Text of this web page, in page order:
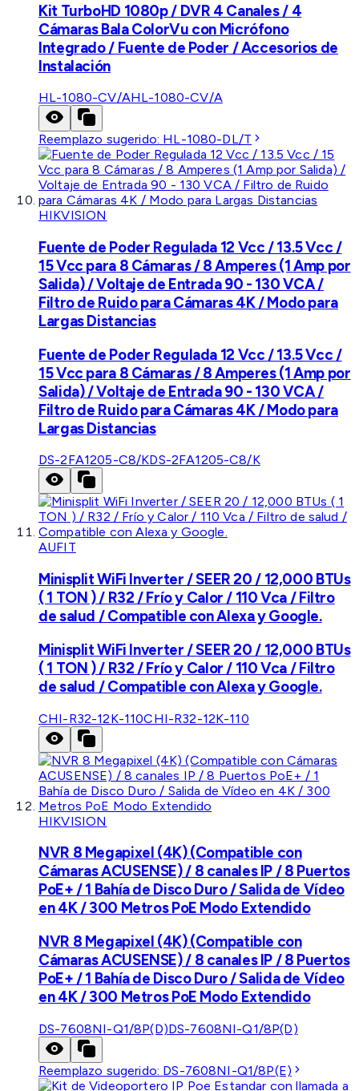
Kit TurboHD 1080p / DVR 4 Canales / 4
Cámaras Bala ColorVu con Micrófono
Integrado / Fuente de Poder / Accesorios de
Instalación
HL-1080-CV/AHL-1080-CV/A
Reemplazo sugerido: HL-1080-DL/T
HIKVISION
Fuente de Poder Regulada 12 Vcc / 13.5 Vcc /
15 Vcc para 8 Cámaras / 8 Amperes (1 Amp por
Salida) / Voltaje de Entrada 90 - 130 VCA /
Filtro de Ruido para Cámaras 4K / Modo para
Largas Distancias
Fuente de Poder Regulada 12 Vcc / 13.5 Vcc /
15 Vcc para 8 Cámaras / 8 Amperes (1 Amp por
Salida) / Voltaje de Entrada 90 - 130 VCA /
Filtro de Ruido para Cámaras 4K / Modo para
Largas Distancias
DS-2FA1205-C8/KDS-2FA1205-C8/K
AUFIT
Minisplit WiFi Inverter / SEER 20 / 12,000 BTUs
( 1 TON ) / R32 / Frío y Calor / 110 Vca / Filtro
de salud / Compatible con Alexa y Google.
Minisplit WiFi Inverter / SEER 20 / 12,000 BTUs
( 1 TON ) / R32 / Frío y Calor / 110 Vca / Filtro
de salud / Compatible con Alexa y Google.
CHI-R32-12K-110CHI-R32-12K-110
HIKVISION
NVR 8 Megapixel (4K) (Compatible con
Cámaras ACUSENSE) / 8 canales IP / 8 Puertos
PoE+ / 1 Bahía de Disco Duro / Salida de Vídeo
en 4K / 300 Metros PoE Modo Extendido
NVR 8 Megapixel (4K) (Compatible con
Cámaras ACUSENSE) / 8 canales IP / 8 Puertos
PoE+ / 1 Bahía de Disco Duro / Salida de Vídeo
en 4K / 300 Metros PoE Modo Extendido
DS-7608NI-Q1/8P(D)DS-7608NI-Q1/8P(D)
Reemplazo sugerido: DS-7608NI-Q1/8P(E)